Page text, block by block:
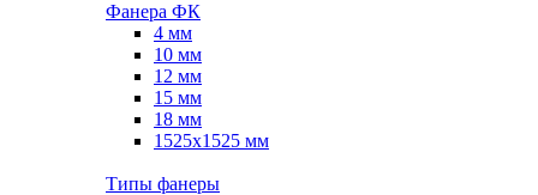
Фанера ФК
4 мм
10 мм
12 мм
15 мм
18 мм
1525х1525 мм
Типы фанеры